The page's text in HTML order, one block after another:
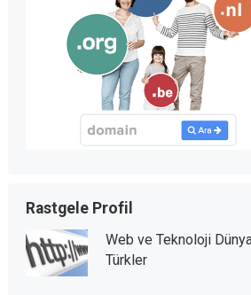
Rastgele Profil
Web ve Teknoloji
Türkler